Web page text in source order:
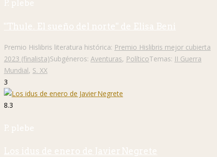
P. plebe
"Thule. El sueño del norte" de Elisa Beni
Premio Hislibris literatura histórica: Premio Hislibris mejor cubierta
2023 (finalista)Subgéneros: Aventuras, PolíticoTemas: II Guerra
Mundial, S. XX
3
8.3
P. plebe
Los idus de enero de Javier Negrete